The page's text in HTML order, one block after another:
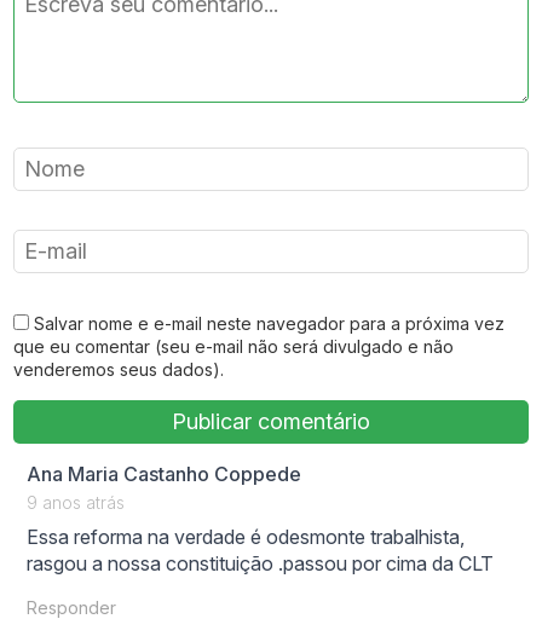
Salvar nome e e-mail neste navegador para a próxima vez
que eu comentar (seu e-mail não será divulgado e não
venderemos seus dados).
Ana Maria Castanho Coppede
9 anos atrás
Essa reforma na verdade é odesmonte trabalhista,
rasgou a nossa constituição .passou por cima da CLT
Responder